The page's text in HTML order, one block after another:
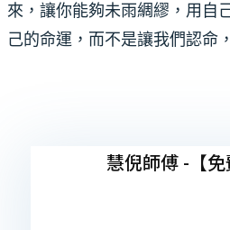
來，讓你能夠未雨綢繆，用自
己的命運，而不是讓我們認命
慧倪師傅 -【免